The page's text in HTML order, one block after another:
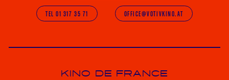
TEL 01 317 35 71 OFFICE@VOTIVKINO.AT
KINO DE FRANCE